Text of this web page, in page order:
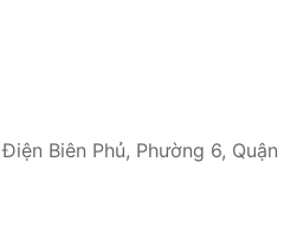
Điện Biên Phủ, Phường 6, Quận